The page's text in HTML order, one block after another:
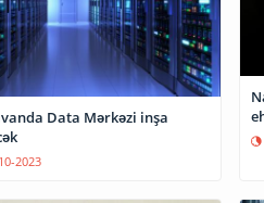
Data Mərkəzi inşa
2023